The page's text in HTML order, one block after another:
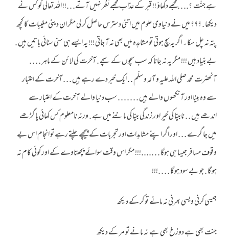
ہے جنّت ؟.. . .مجھے دکھاؤ !! قبر کے عذاب مجھے نظر نہیں آتے. . .!! اللہ تعالی کو کس نے
دیکھا . ؟؟؟ میں نے دنیاوی علوم میں اتنی دسترس حاصل کر لی مگر ان دینی مغیبات کا کچھ
پتہ نہ چل سکا ۔ اگر یہ سچ ہوتی تو مشاہدہ میں بھی نہ آ جاتی !!! یہ ایسے ہی سنی سنائی باتیں ہیں .
بے بنیاد ہیں !!! مگر یہ نہ جانا کہ سب سچوں کے سچے . آخرت کی لائن کے ماہر . . . .
آنحضرت محمد صلی اللہ علیہ و آلہ و سلّم . . ایک خبر دے رہے ہیں . . . آخرت کے اعتبار
سے وہ بینا اور آنکھوں والے ہیں . . . . . . . سب دنیا والے آخرت کے اعتبار سے
اندھے ہیں . . نابینا کی خیر اور زندگی بینا کی ماننے میں ہے . ورنہ نامعلوم کس کھائی یا گڑھے
میں جا گرے . . . اور اگر اپنے مشاہدات اور تجربات کے پیچھے چلتے رہے تو انجام اس بے
وقوف مسافر جیسا ہی ہوگا . . .....!!! مگر اس وقت سوائے پچھتاوے کے اور کوئی کام نہ
ہو گا . جو بے سود ہو گا . . . .!!!
جیسی کرنی ویسی بھرنی نہ مانے تو کر کے دیکھ
جنت بھی ہے دوزخ بھی ہے نہ مانے تو مر کے دیکھ